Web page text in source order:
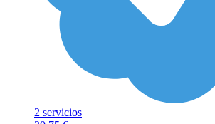
2 servicios